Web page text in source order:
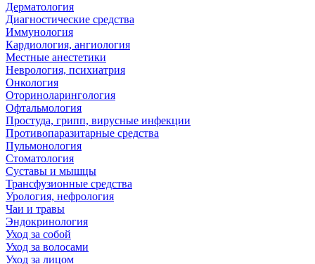
Дерматология
Диагностические средства
Иммунология
Кардиология, ангиология
Местные анестетики
Неврология, психиатрия
Онкология
Оториноларингология
Офтальмология
Простуда, грипп, вирусные инфекции
Противопаразитарные средства
Пульмонология
Стоматология
Суставы и мышцы
Трансфузионные средства
Урология, нефрология
Чаи и травы
Эндокринология
Уход за собой
Уход за волосами
Уход за лицом